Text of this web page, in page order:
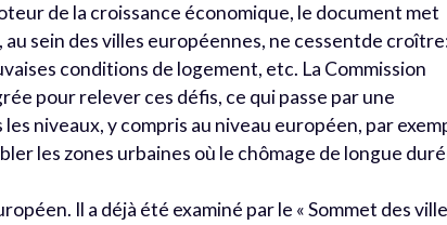
de la croissance économique, le document met
sein des villes européennes, ne cessentde
conditions de logement, etc. La Commission
pour relever ces défis, ce qui passe par une
niveaux, y compris au niveau européen, par
les zones urbaines où le chômage de longue
Il a déjà été examiné par le « Sommet des